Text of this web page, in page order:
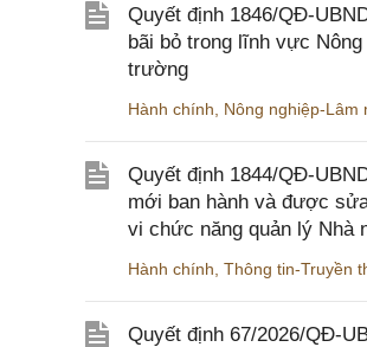
Quyết định 1846/QĐ-
bãi bỏ trong lĩnh vực
trường
Hành chính Nông nghiệp-Lâm
Quyết định 1844/QĐ-
mới ban hành và được
vi chức năng quản lý Nhà
Hành chính Thông tin-Truyền
Quyết định 67/2026/QĐ-